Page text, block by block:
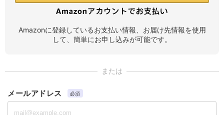
Amazonに登録しているお支払い情報、お届け先情報を使用
して、簡単にお申し込みが可能です。
または
メールアドレス 必須